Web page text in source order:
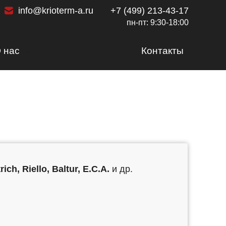
info@krioterm-a.ru +7 (499) 213-43-17
пн-пт: 9:30-18:00
нас
Сертификаты
Наши работы
Контакты
Riello, Baltur, E.C.A. и др.